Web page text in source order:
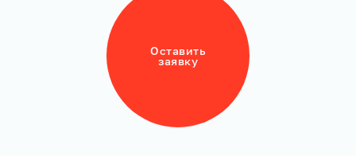
Оставить
заявку